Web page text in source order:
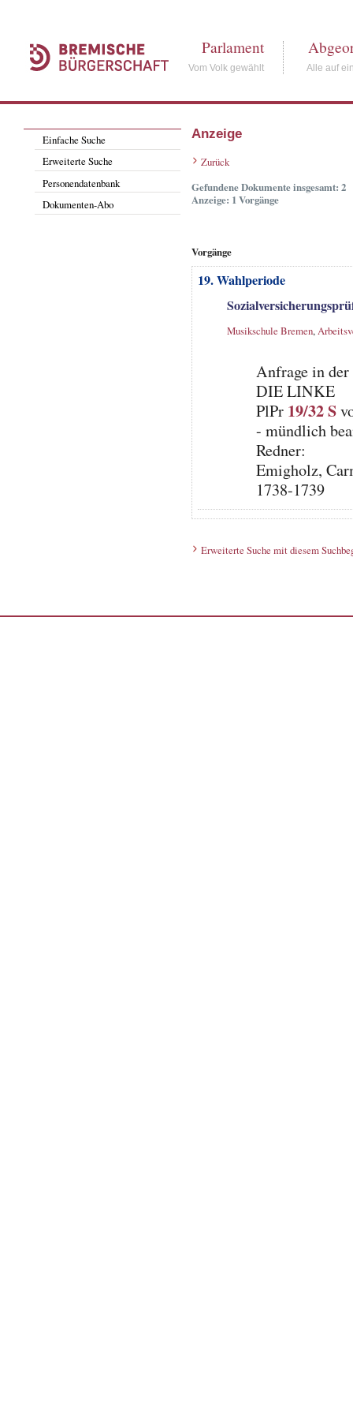
Parlament
Vom Volk gewählt Alle auf
Einfache Suche
Erweiterte Suche
Personendatenbank
Dokumenten-Abo
Anzeige
Zurück
Gefundene Dokumente insgesamt: 2
Anzeige: 1 Vorgänge
Vorgänge
19. Wahlperiode
Musikschule Bremen,
Anfrage in
DIE LINKE
PlPr 19/32 S
- mündlich
Redner:
Emigholz,
1738-1739
Erweiterte Suche mit diesem